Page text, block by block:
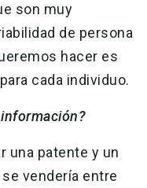
son muy
de persona
hacer es
cada individuo.
una patente y un
vendería entre